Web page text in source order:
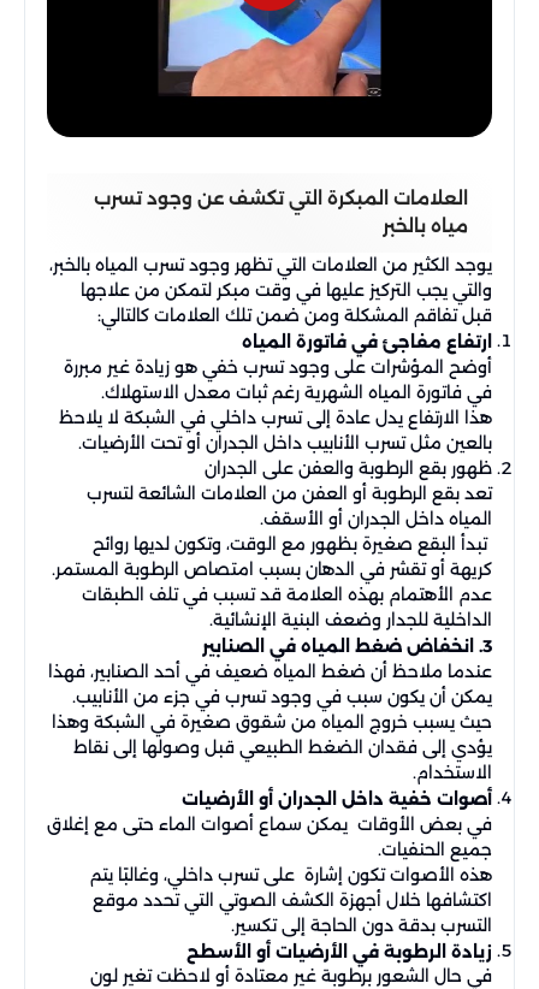
العلامات المبكرة التي تكشف عن وجود تسرب
مياه بالخبر
يوجد الكثير من العلامات التي تظهر وجود تسرب المياه بالخبر،
والتي يجب التركيز عليها في وقت مبكر لتمكن من علاجها
قبل تفاقم المشكلة ومن ضمن تلك العلامات كالتالي:
ارتفاع مفاجئ في فاتورة المياه
أوضح المؤشرات على وجود تسرب خفي هو زيادة غير مبررة
في فاتورة المياه الشهرية رغم ثبات معدل الاستهلاك.
هذا الارتفاع يدل عادة إلى تسرب داخلي في الشبكة لا يلاحظ
بالعين مثل تسرب الأنابيب داخل الجدران أو تحت الأرضيات.
ظهور بقع الرطوبة والعفن على الجدران
تعد بقع الرطوبة أو العفن من العلامات الشائعة لتسرب
المياه داخل الجدران أو الأسقف.
تبدأ البقع صغيرة بظهور مع الوقت، وتكون لديها روائح
كريهة أو تقشر في الدهان بسبب امتصاص الرطوبة المستمر.
عدم الأهتمام بهذه العلامة قد تسبب في تلف الطبقات
الداخلية للجدار وضعف البنية الإنشائية.
3. انخفاض ضغط المياه في الصنابير
عندما ملاحظ أن ضغط المياه ضعيف في أحد الصنابير، فهذا
يمكن أن يكون سبب في وجود تسرب في جزء من الأنابيب.
حيث يسبب خروج المياه من شقوق صغيرة في الشبكة وهذا
يؤدي إلى فقدان الضغط الطبيعي قبل وصولها إلى نقاط
الاستخدام.
أصوات خفية داخل الجدران أو الأرضيات
في بعض الأوقات يمكن سماع أصوات الماء حتى مع إغلاق
جميع الحنفيات.
هذه الأصوات تكون إشارة على تسرب داخلي، وغالبًا يتم
اكتشافها خلال أجهزة الكشف الصوتي التي تحدد موقع
التسرب بدقة دون الحاجة إلى تكسير.
زيادة الرطوبة في الأرضيات أو الأسطح
في حال الشعور برطوبة غير معتادة أو لاحظت تغير لون